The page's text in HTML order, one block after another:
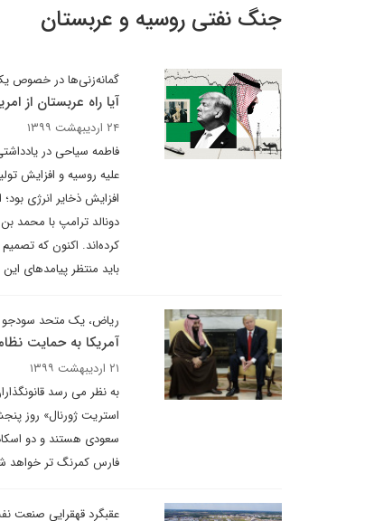
جنگ نفتی روسیه و عربستان
گمانه‌زنی‌ها در خصوص
آیا راه عربستان از
۲۴ اردیبهشت ۱۳۹۹
فاطمه سیاحی در
علیه روسیه و افزایش
افزایش ذخایر انرژی
دونالد ترامپ با محمد
کرده‌اند. اکنون که
باید منتظر پیامدهای
ریاض، یک متحد سودجو
آمریکا به حمایت
۲۱ اردیبهشت ۱۳۹۹
به نظر می رسد
استریت ژورنال» روز
سعودی هستند و دو
فارس کمرنگ تر خواهد
عقبگرد قهقرایی صنعت